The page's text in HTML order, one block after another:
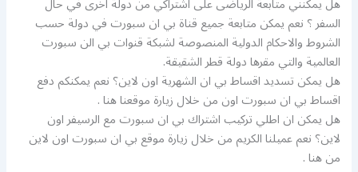
السفر ؟ نعم يمكن متابعة جميع قناة بي ان سبورت في دولة حسب
الشروط والاحكام الدولية المنصوصة لشبكة قنوات بي الن سبورت
العالمية والتي مقرها دولة قطر الشقيقة.
هل يمكن تسديد اقساط بي ان الشهرية اون لاين؟ نعم يمكنكم دفع
اقساط بي ان سبورت اون من خلال زيارة موقعنا هنا .
هل يمكن ان اطلي تركيب اشتراك بي ان سبورت مع الرسيفر اون
لاين؟ نعم عميلنا الكريم من خلال زيارة موقع بي ان سبورت اون لاين
من هنا .